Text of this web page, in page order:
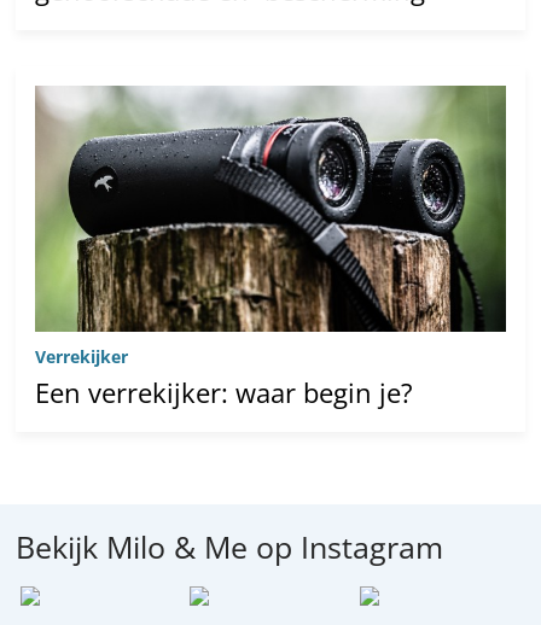
Verrekijker
Een verrekijker: waar begin je?
Bekijk Milo & Me op Instagram